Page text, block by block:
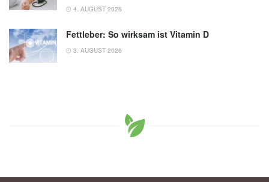
4. AUGUST 2026
Fettleber: So wirksam ist Vitamin D
3. AUGUST 2026